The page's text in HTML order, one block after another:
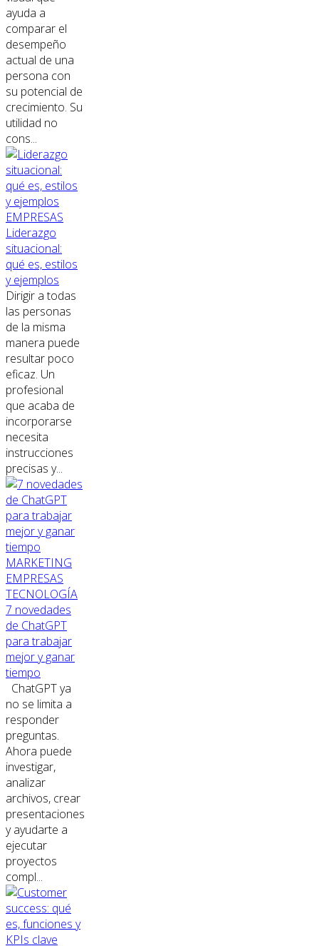
ayuda a
comparar el
desempeño
actual de una
persona con
su potencial de
crecimiento. Su
utilidad no
cons...
EMPRESAS
Liderazgo
situacional:
qué es, estilos
y ejemplos
Dirigir a todas
las personas
de la misma
manera puede
resultar poco
eficaz. Un
profesional
que acaba de
incorporarse
necesita
instrucciones
precisas y...
MARKETING
EMPRESAS
TECNOLOGÍA
7 novedades
de ChatGPT
para trabajar
mejor y ganar
tiempo
ChatGPT ya
no se limita a
responder
preguntas.
Ahora puede
investigar,
analizar
archivos, crear
presentaciones
y ayudarte a
ejecutar
proyectos
compl...